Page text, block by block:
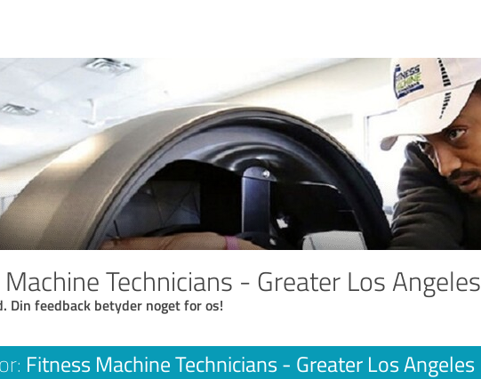
Technicians - Greater Los Angeles
Din feedback betyder noget for os!
Fitness Machine Technicians - Greater Los Angeles